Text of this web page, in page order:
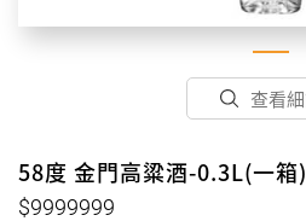
查看
58度 金門高粱酒-0.3L(一箱)
$9999999